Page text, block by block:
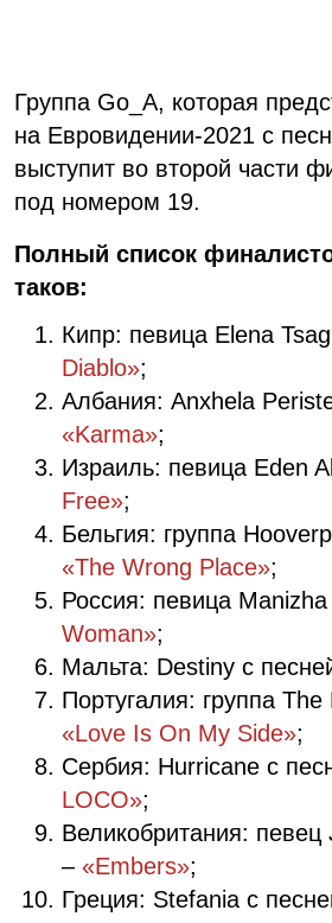
Группа Go_A, которая
на Евровидении-2021 с
выступит во второй части
под номером 19.
Полный список
таков:
Кипр: певица Elena
Diablo»;
Албания: Anxhela
«Karma»;
Израиль: певица Eden
Free»;
Бельгия: группа
«The Wrong Place»;
Россия: певица
Woman»;
Мальта: Destiny с
Португалия: группа
«Love Is On My Side»;
Сербия: Hurricane с
LOCO»;
Великобритания: певец
– «Embers»;
Греция: Stefania с